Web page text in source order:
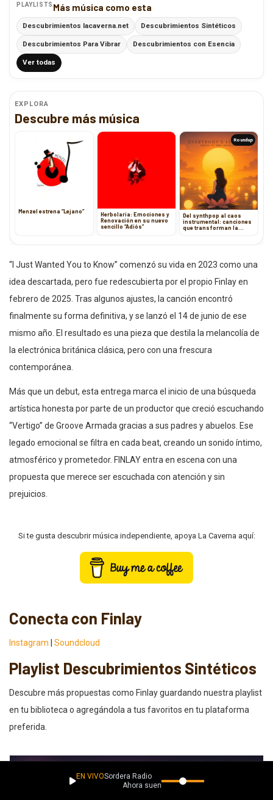
PLAYLISTS Más música como esta
Descubrimientos lacaverna.net Descubrimientos Sintéticos
Descubrimientos Para Vibrar Descubrimientos con Esencia
Ver todas
EXPLORA
Descubre más música
Menzel estrena “Lejano”
Herbolaria: Emociones y
Renovación en su nuevo
sencillo “Adiós”
Roundup
Del synthpop al caos
instrumental: canciones
que transforman la
“I Just Wanted You to Know” comenzó su vida en 2023 como una
idea descartada, pero fue redescubierta por el propio Finlay en
febrero de 2025. Tras algunos ajustes, la canción encontró
finalmente su forma definitiva, y se lanzó el 14 de junio de ese
mismo año. El resultado es una pieza que destila la melancolía de
la electrónica británica clásica, pero con una frescura
contemporánea.
Más que un debut, esta entrega marca el inicio de una búsqueda
artística honesta por parte de un productor que creció escuchando
“Vertigo” de Groove Armada gracias a sus padres y abuelos. Ese
legado emocional se filtra en cada beat, creando un sonido íntimo,
atmosférico y prometedor. FINLAY entra en escena con una
propuesta que merece ser escuchada con atención y sin
prejuicios.
Si te gusta descubrir música independiente, apoya La Caverna aquí:
Conecta con Finlay
Instagram Soundcloud
Playlist Descubrimientos Sintéticos
Descubre más propuestas como Finlay guardando nuestra playlist
en tu biblioteca o agregándola a tus favoritos en tu plataforma
preferida.
EN VIVOSordera Radio
Ahora suena